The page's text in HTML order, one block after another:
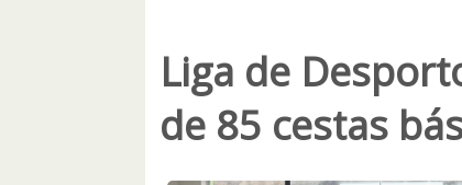
Liga de
de 85 cestas